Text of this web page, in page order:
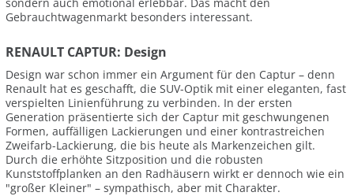
Gebrauchtwagenmarkt besonders interessant.
RENAULT CAPTUR: Design
Design war schon immer ein Argument für den Captur – denn
Renault hat es geschafft, die SUV-Optik mit einer eleganten, fast
verspielten Linienführung zu verbinden. In der ersten
Generation präsentierte sich der Captur mit geschwungenen
Formen, auffälligen Lackierungen und einer kontrastreichen
Zweifarb-Lackierung, die bis heute als Markenzeichen gilt.
Durch die erhöhte Sitzposition und die robusten
Kunststoffplanken an den Radhäusern wirkt er dennoch wie ein
"großer Kleiner" – sympathisch, aber mit Charakter.